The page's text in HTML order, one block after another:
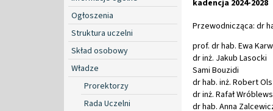
Ogłoszenia
Struktura uczelni
Skład osobowy
Władze
Prorektorzy
Rada Uczelni
kadencja 2024-2028
Przewodnicząca: dr
prof. dr hab. Ewa
dr inż. Jakub Lasocki
Sami Bouzidi
dr hab. inż. Robert
dr inż. Rafał
dr hab. Anna